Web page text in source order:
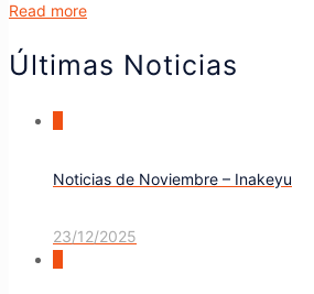
Read more
Últimas Noticias
Noticias de Noviembre – Inakeyu
23/12/2025